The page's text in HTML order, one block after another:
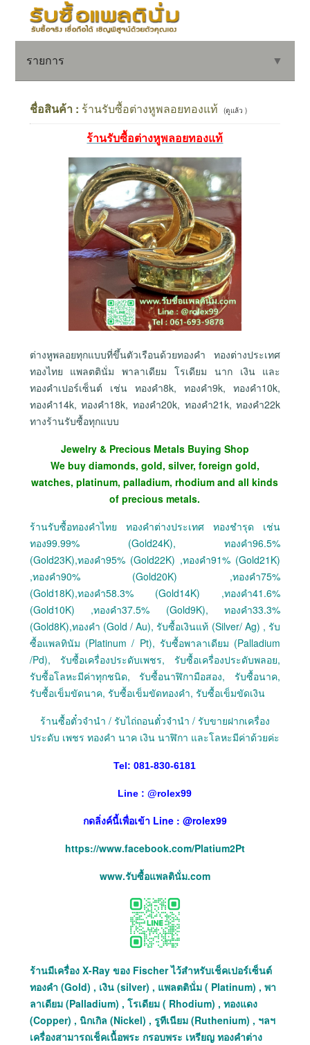
รายการ ▼
ชื่อสินค้า : ร้านรับซื้อต่างหูพลอยทองแท้ (ดูแล้ว )
ร้านรับซื้อต่างหูพลอยทองแท้
ต่างหูพลอยทุกแบบที่ขึ้นตัวเรือนด้วยทองคำ ทองต่างประเทศ
ทองไทย แพลตตินั่ม พาลาเดียม โรเดียม นาก เงิน และ
ทองคำเปอร์เซ็นต์ เช่น ทองคำ8k, ทองคำ9k, ทองคำ10k,
ทองคำ14k, ทองคำ18k, ทองคำ20k, ทองคำ21k, ทองคำ22k
ทางร้านรับซื้อทุกแบบ
Jewelry & Precious Metals Buying Shop
We buy diamonds, gold, silver, foreign gold,
watches, platinum, palladium, rhodium and all kinds
of precious metals.
ร้านรับซื้อทองคำไทย ทองคำต่างประเทศ ทองชำรุด เช่น
ทอง99.99% (Gold24K), ทองคำ96.5%
(Gold23K),ทองคำ95% (Gold22K) ,ทองคำ91% (Gold21K)
,ทองคำ90% (Gold20K) ,ทองคำ75%
(Gold18K),ทองคำ58.3% (Gold14K) ,ทองคำ41.6%
(Gold10K) ,ทองคำ37.5% (Gold9K), ทองคำ33.3%
(Gold8K),ทองคำ (Gold / Au), รับซื้อเงินแท้ (Silver/ Ag) , รับ
ซื้อแพลทินัม (Platinum / Pt), รับซื้อพาลาเดียม (Palladium
/Pd), รับซื้อเครื่องประดับเพชร, รับซื้อเครื่องประดับพลอย,
รับซื้อโลหะมีค่าทุกชนิด, รับซื้อนาฬิกามือสอง, รับซื้อนาค,
รับซื้อเข็มขัดนาค, รับซื้อเข็มขัดทองคำ, รับซื้อเข็มขัดเงิน
ร้านซื้อตั๋วจำนำ / รับไถ่ถอนตั๋วจำนำ / รับขายฝากเครื่อง
ประดับ เพชร ทองคำ นาค เงิน นาฬิกา และโลหะมีค่าด้วยค่ะ
Tel: 081-830-6181
Line : @rolex99
กดลิ่งค์นี้เพื่อเข้า Line : @rolex99
https://www.facebook.com/Platium2Pt
www.รับซื้อแพลตินั่ม.com
ร้านมีเครื่อง X-Ray ของ Fischer ไว้สำหรับเช็คเปอร์เซ็นต์
ทองคำ (Gold) , เงิน (silver) , แพลตตินั่ม ( Platinum) , พา
ลาเดียม (Palladium) , โรเดียม ( Rhodium) , ทองแดง
(Copper) , นิกเกิล (Nickel) , รูทีเนียม (Ruthenium) , ฯลฯ
เครื่องสามารถเช็คเนื้อพระ กรอบพระ เหรียญ ทองคำต่าง